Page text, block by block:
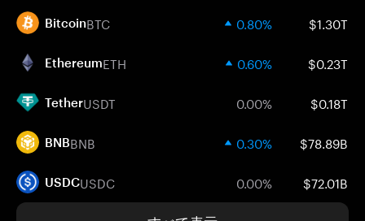
BitcoinBTC 0.80% $1.30T
EthereumETH 0.60% $0.23T
TetherUSDT 0.00% $0.18T
BNBBNB 0.30% $78.89B
USDCUSDC 0.00% $72.01B